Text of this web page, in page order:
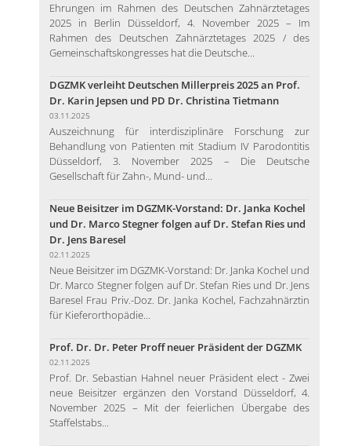
Ehrungen im Rahmen des Deutschen Zahnärztetages
2025 in Berlin Düsseldorf, 4. November 2025 – Im
Rahmen des Deutschen Zahnärztetages 2025 / des
Gemeinschaftskongresses hat die Deutsche...
DGZMK verleiht Deutschen Millerpreis 2025 an Prof.
Dr. Karin Jepsen und PD Dr. Christina Tietmann
03.11.2025
Auszeichnung für interdisziplinäre Forschung zur
Behandlung von Patienten mit Stadium IV Parodontitis
Düsseldorf, 3. November 2025 – Die Deutsche
Gesellschaft für Zahn-, Mund- und...
Neue Beisitzer im DGZMK-Vorstand: Dr. Janka Kochel
und Dr. Marco Stegner folgen auf Dr. Stefan Ries und
Dr. Jens Baresel
02.11.2025
Neue Beisitzer im DGZMK-Vorstand: Dr. Janka Kochel und
Dr. Marco Stegner folgen auf Dr. Stefan Ries und Dr. Jens
Baresel Frau Priv.-Doz. Dr. Janka Kochel, Fachzahnärztin
für Kieferorthopädie...
Prof. Dr. Dr. Peter Proff neuer Präsident der DGZMK
02.11.2025
Prof. Dr. Sebastian Hahnel neuer Präsident elect - Zwei
neue Beisitzer ergänzen den Vorstand Düsseldorf, 4.
November 2025 – Mit der feierlichen Übergabe des
Staffelstabs...